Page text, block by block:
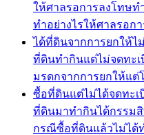
ให้ศาลรอการลงโทษท
ทำอย่างไรให้ศาลรอก
ได้ที่ดินจากการยกให้ไ
ที่ดินทำกินแต่ไม่จดทะ
มรดกจากการยกให้แต่
ซื้อที่ดินแต่ไม่ได้จดทะเ
ที่ดินมาทำกินได้กรรม
กรณีซื้อที่ดินแล้วไม่ได้